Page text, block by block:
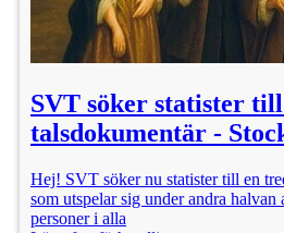
SVT söker statister
talsdokumentär -
Hej! SVT söker nu statister till en
som utspelar sig under andra
personer i alla